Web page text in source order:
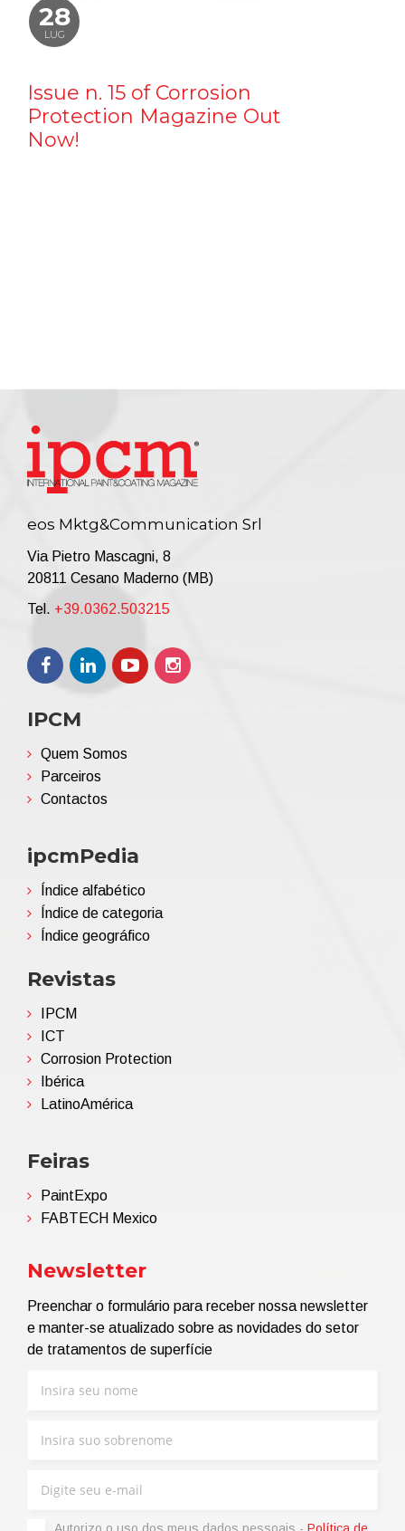
28
LUG
Issue n. 15 of Corrosion
Protection Magazine Out
Now!
eos Mktg&Communication Srl
Via Pietro Mascagni, 8
20811 Cesano Maderno (MB)
Tel. +39.0362.503215
IPCM
Quem Somos
Parceiros
Contactos
ipcmPedia
Índice alfabético
Índice de categoria
Índice geográfico
Revistas
IPCM
ICT
Corrosion Protection
Ibérica
LatinoAmérica
Feiras
PaintExpo
FABTECH Mexico
Newsletter
Preenchar o formulário para receber nossa newsletter
e manter-se atualizado sobre as novidades do setor
de tratamentos de superfície
Autorizo ​​o uso dos meus dados pessoais - Política de